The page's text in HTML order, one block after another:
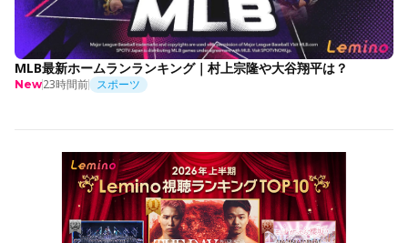
MLB最新ホームランランキング｜村上宗隆や大谷翔平は？
New23時間前 スポーツ